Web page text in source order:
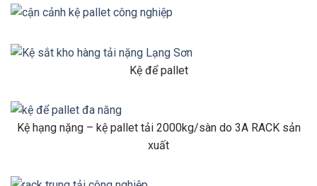
Kệ để pallet
Kệ hạng nặng – kệ pallet tải 2000kg/sàn do 3A RACK sản
xuất